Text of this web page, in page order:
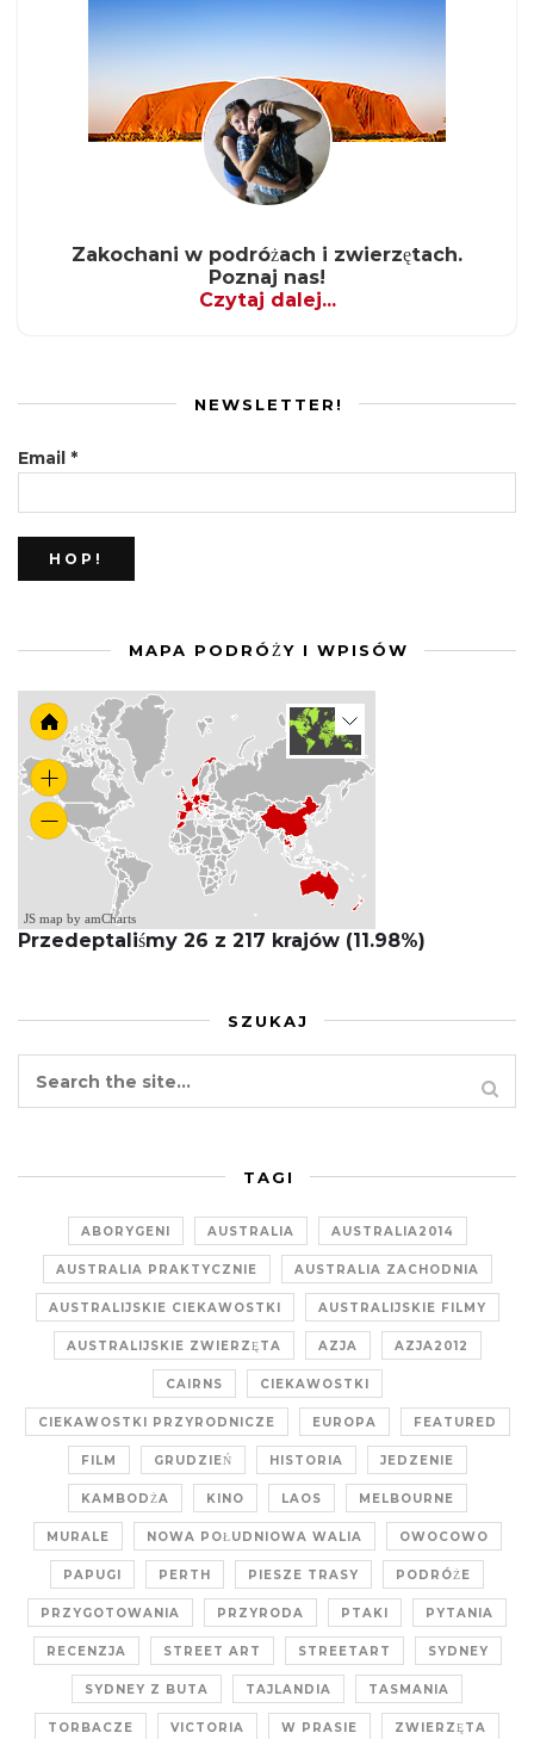
Zakochani w podróżach i zwierzętach.
Poznaj nas!
Czytaj dalej...
NEWSLETTER!
Email *
MAPA PODRÓŻY I WPISÓW
JS map by amCharts
Przedeptaliśmy 26 z 217 krajów (11.98%)
SZUKAJ
TAGI
ABORYGENI AUSTRALIA AUSTRALIA2014
AUSTRALIA PRAKTYCZNIE AUSTRALIA ZACHODNIA
AUSTRALIJSKIE CIEKAWOSTKI AUSTRALIJSKIE FILMY
AUSTRALIJSKIE ZWIERZĘTA AZJA AZJA2012
CAIRNS CIEKAWOSTKI
CIEKAWOSTKI PRZYRODNICZE EUROPA FEATURED
FILM GRUDZIEŃ HISTORIA JEDZENIE
KAMBODŻA KINO LAOS MELBOURNE
MURALE NOWA POŁUDNIOWA WALIA OWOCOWO
PAPUGI PERTH PIESZE TRASY PODRÓŻE
PRZYGOTOWANIA PRZYRODA PTAKI PYTANIA
RECENZJA STREET ART STREETART SYDNEY
SYDNEY Z BUTA TAJLANDIA TASMANIA
TORBACZE VICTORIA W PRASIE ZWIERZĘTA